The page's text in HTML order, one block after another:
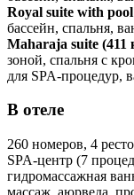
Royal suite with pool
бассейн, спальня,
Maharaja suite (411
зоной, спальня с
для SPA-процедур,
В отеле
260 номеров, 4
SPA-центр (7
гидромассажная
массаж, аюрведа,